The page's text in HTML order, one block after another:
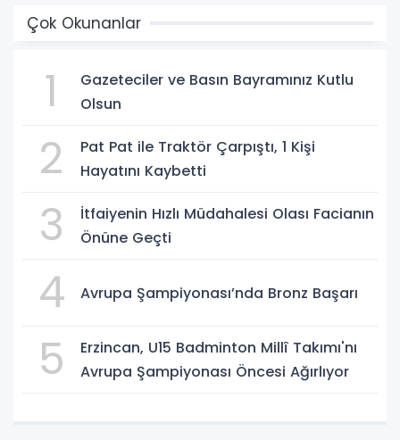
Çok Okunanlar
1
Gazeteciler ve Basın Bayramınız Kutlu
Olsun
2
Pat Pat ile Traktör Çarpıştı, 1 Kişi
Hayatını Kaybetti
3
İtfaiyenin Hızlı Müdahalesi Olası Facianın
Önüne Geçti
4 Avrupa Şampiyonası’nda Bronz Başarı
5
Erzincan, U15 Badminton Millî Takımı'nı
Avrupa Şampiyonası Öncesi Ağırlıyor